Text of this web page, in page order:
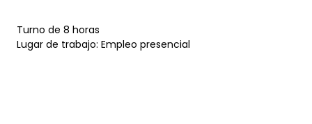
Turno de 8 horas
Lugar de trabajo: Empleo presencial